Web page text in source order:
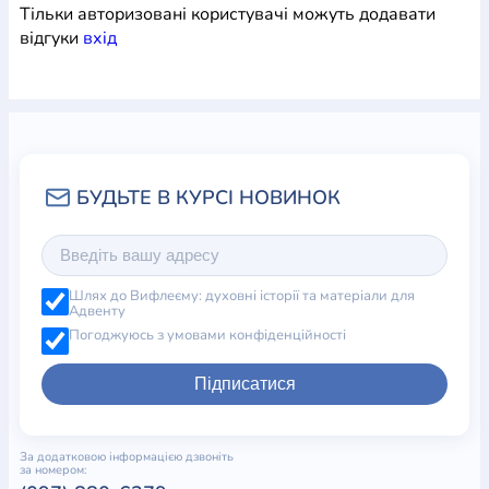
Тільки авторизовані користувачі можуть додавати
відгуки вхiд
Шлях до Вифлеєму: духовні історії та матеріали для
Адвенту
Погоджуюсь з умовами конфіденційності
Підписатися
За додатковою інформацією дзвоніть
за номером: